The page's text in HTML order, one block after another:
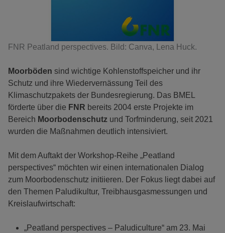
FNR Peatland perspectives. Bild: Canva, Lena Huck.
Moorböden sind wichtige Kohlenstoffspeicher und ihr
Schutz und ihre Wiedervernässung Teil des
Klimaschutzpakets der Bundesregierung. Das BMEL
förderte über die FNR bereits 2004 erste Projekte im
Bereich Moorbodenschutz und Torfminderung, seit 2021
wurden die Maßnahmen deutlich intensiviert.
Mit dem Auftakt der Workshop-Reihe „Peatland
perspectives“ möchten wir einen internationalen Dialog
zum Moorbodenschutz initiieren. Der Fokus liegt dabei auf
den Themen Paludikultur, Treibhausgasmessungen und
Kreislaufwirtschaft:
„Peatland perspectives – Paludiculture“ am 23. Mai